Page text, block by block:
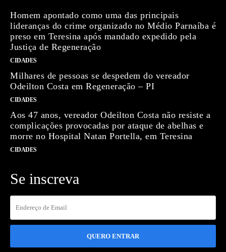
Homem apontado como uma das principais
lideranças do crime organizado no Médio Parnaíba é
preso em Teresina após mandado expedido pela
Justiça de Regeneração
CIDADES
Milhares de pessoas se despedem do vereador
Odeilton Costa em Regeneração – PI
CIDADES
Aos 47 anos, vereador Odeilton Costa não resiste a
complicações provocadas por ataque de abelhas e
morre no Hospital Natan Portella, em Teresina
CIDADES
Se inscreva
QUERO ENTRAR